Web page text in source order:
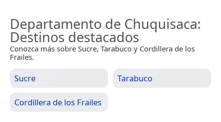
Departamento de Chuquisaca:
Destinos destacados
Conozca más sobre Sucre, Tarabuco y Cordillera de los
Frailes.
Sucre Tarabuco
Cordillera de los Frailes